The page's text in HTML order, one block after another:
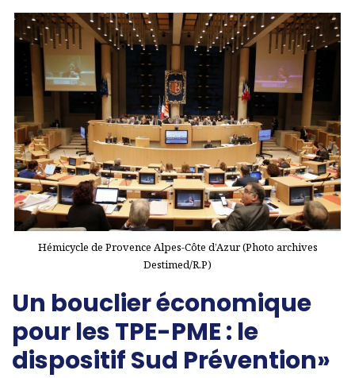
Hémicycle de Provence Alpes-Côte d’Azur (Photo archives
Destimed/R.P)
Un bouclier économique
pour les TPE-PME : le
dispositif Sud Prévention»